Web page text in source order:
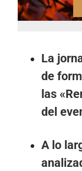
La
de
las
del
A lo